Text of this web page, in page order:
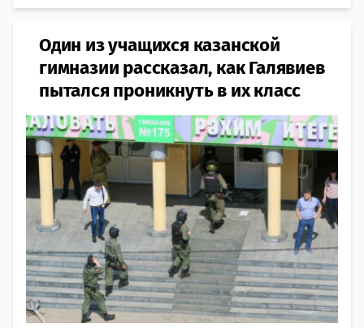
Один из учащихся казанской
гимназии рассказал, как Галявиев
пытался проникнуть в их класс